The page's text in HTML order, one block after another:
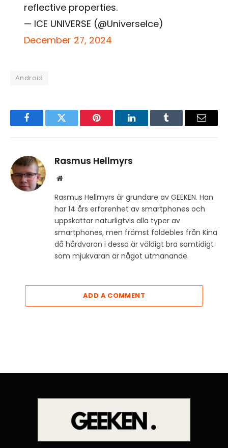
reflective properties.
— ICE UNIVERSE (@UniverseIce)
December 27, 2024
Android
FacebookTwitter Pinterest LinkedInTumblr Email
Rasmus Hellmyrs
Website
Rasmus Hellmyrs är grundare av GEEKEN. Han
har 14 års erfarenhet av smartphones och
uppskattar naturligtvis alla typer av
smartphones, men främst foldebles från Kina
då hårdvaran i dessa är väldigt bra samtidigt
som mjukvaran är något utmanande.
ADD A COMMENT